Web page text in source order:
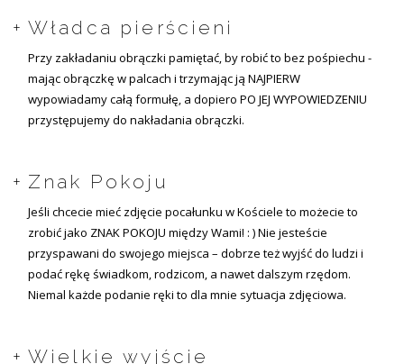
Władca pierścieni
Przy zakładaniu obrączki pamiętać, by robić to bez pośpiechu -
mając obrączkę w palcach i trzymając ją NAJPIERW
wypowiadamy całą formułę, a dopiero PO JEJ WYPOWIEDZENIU
przystępujemy do nakładania obrączki.
Znak Pokoju
Jeśli chcecie mieć zdjęcie pocałunku w Kościele to możecie to
zrobić jako ZNAK POKOJU między Wami! : ) Nie jesteście
przyspawani do swojego miejsca – dobrze też wyjść do ludzi i
podać rękę świadkom, rodzicom, a nawet dalszym rzędom.
Niemal każde podanie ręki to dla mnie sytuacja zdjęciowa.
Wielkie wyjście